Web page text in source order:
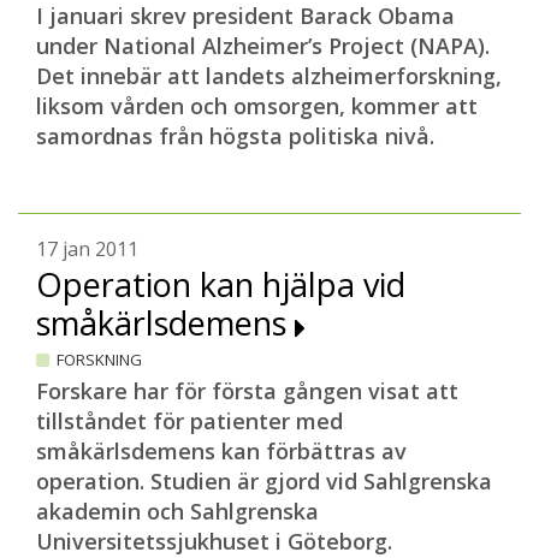
I januari skrev president Barack Obama
under National Alzheimer’s Project (NAPA).
Det innebär att landets alzheimerforskning,
liksom vården och omsorgen, kommer att
samordnas från högsta politiska nivå.
17 jan 2011
Operation kan hjälpa vid
småkärlsdemens
FORSKNING
Forskare har för första gången visat att
tillståndet för patienter med
småkärlsdemens kan förbättras av
operation. Studien är gjord vid Sahlgrenska
akademin och Sahlgrenska
Universitetssjukhuset i Göteborg.